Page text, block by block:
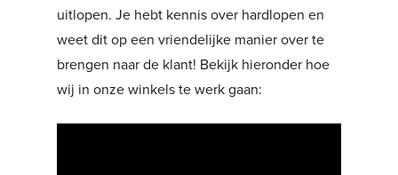
uitlopen. Je hebt kennis over hardlopen en
weet dit op een vriendelijke manier over te
brengen naar de klant! Bekijk hieronder hoe
wij in onze winkels te werk gaan: